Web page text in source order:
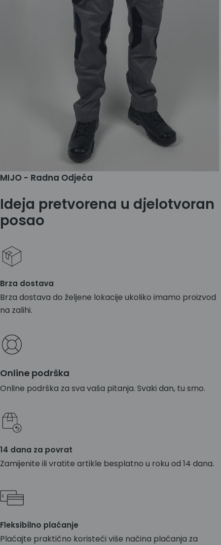
MIJO - Radna Odjeća
Ideja pretvorena u djelotvoran
posao
Brza dostava
Brza dostava do željene lokacije ukoliko imamo proizvod
na zalihi.
Online podrška
Online podrška za sva vaša pitanja. Svaki dan, tu smo.
14 dana za povrat
Zamijenite ili vratite artikle besplatno u roku od 14 dana.
Fleksibilno plaćanje
Plaćajte praktično koristeći više načina plaćanja za